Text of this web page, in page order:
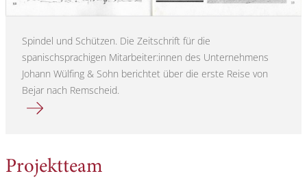
Spindel und Schützen. Die Zeitschrift für die
spanischsprachigen Mitarbeiter:innen des Unternehmens
Johann Wülfing & Sohn berichtet über die erste Reise von
Bejar nach Remscheid.
Mehr erfahren über
Projektteam